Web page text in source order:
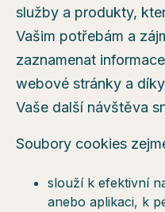
služby a produkty,
Vašim potřebám a
zaznamenat
webové stránky a
Vaše další návštěva
Soubory cookies
slouží k efektivní
anebo aplikaci, k